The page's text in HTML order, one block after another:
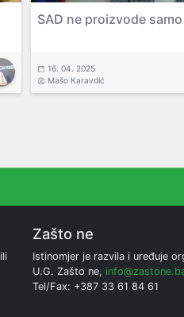
SAD ne proizvode
16. 04. 2025
Mašo Karavdić
Zašto ne
Istinomjer je razvila i uređuje
U.G. Zašto ne,
Tel/Fax: +387 33 61 84 61